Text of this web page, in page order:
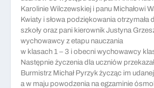
Karolinie Wilczewskiej i panu Michałowi
Kwiaty i słowa podziękowania otrzymała
szkoły oraz pani kierownik Justyna
wychowawcy z etapu nauczania
w klasach 1 – 3 i obecni wychowawcy
Następnie życzenia dla uczniów
Burmistrz Michał Pyrzyk życząc im
a w maju powodzenia na egzaminie